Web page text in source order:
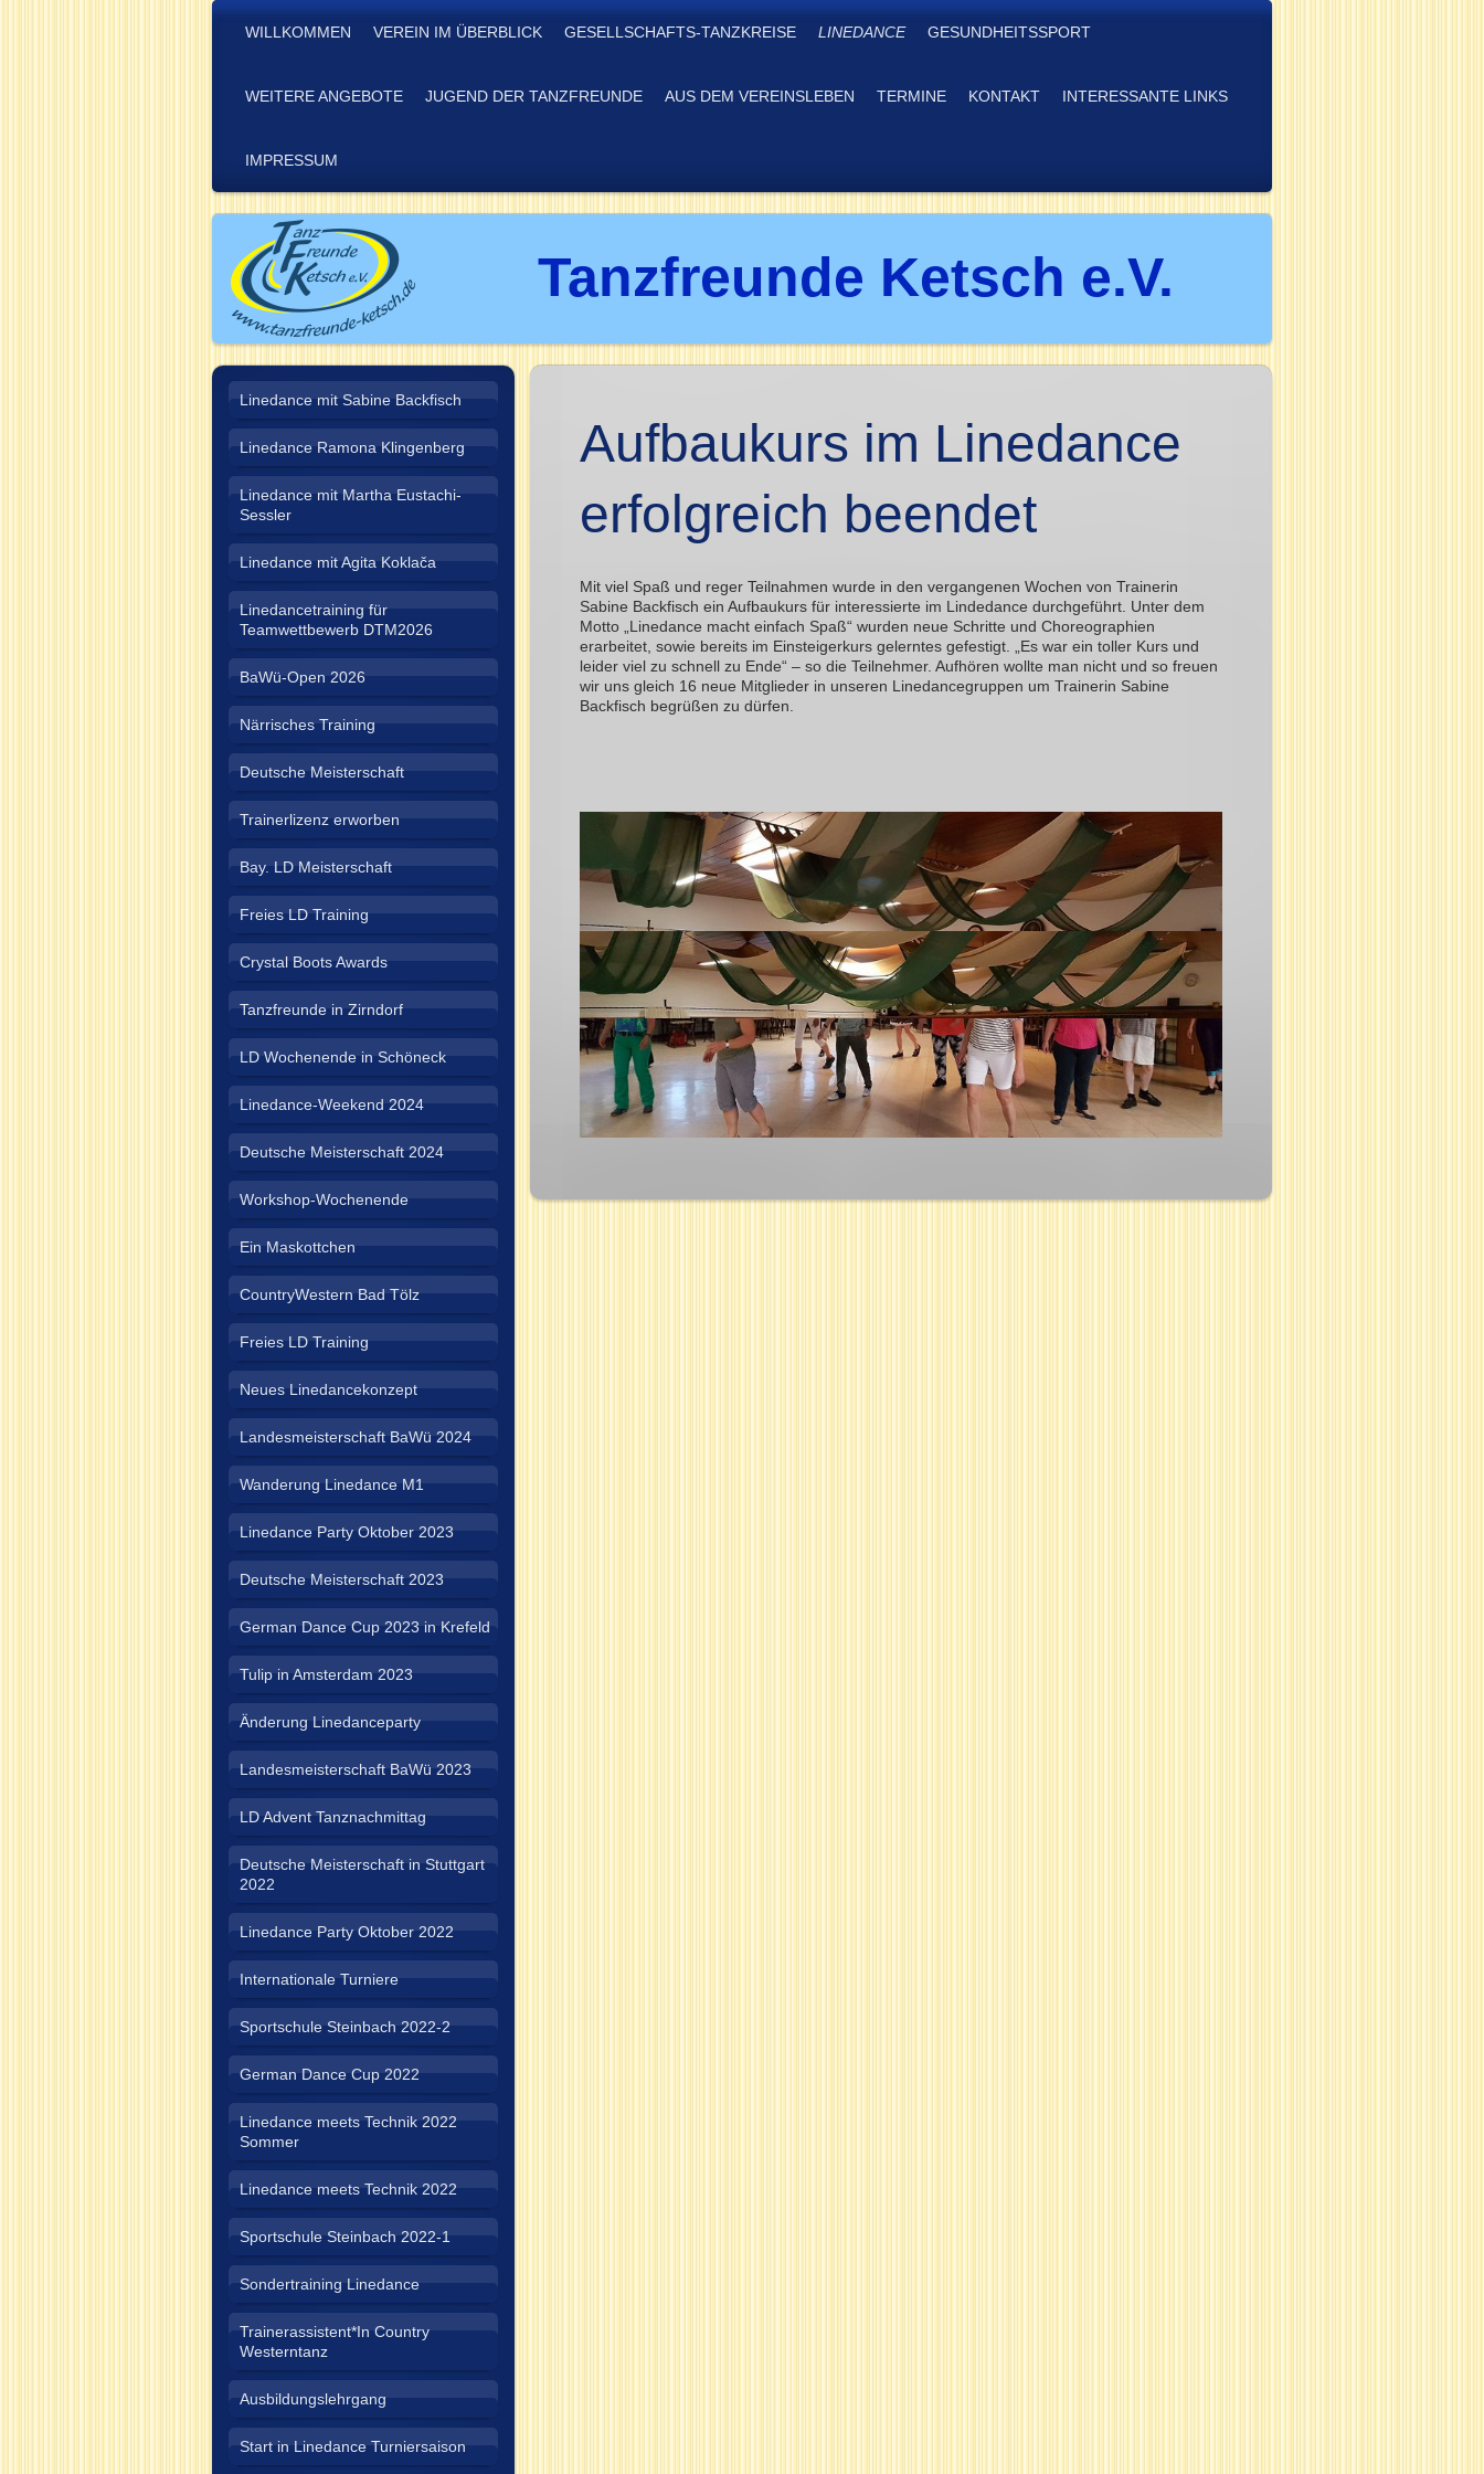
WILLKOMMEN VEREIN IM ÜBERBLICK GESELLSCHAFTS-TANZKREISE LINEDANCE GESUNDHEITSSPORT
WEITERE ANGEBOTE JUGEND DER TANZFREUNDE AUS DEM VEREINSLEBEN TERMINE KONTAKT INTERESSANTE LINKS
IMPRESSUM
Tanzfreunde Ketsch e.V.
Aufbaukurs im Linedance
erfolgreich beendet
Mit viel Spaß und reger Teilnahmen wurde in den vergangenen Wochen von Trainerin
Sabine Backfisch ein Aufbaukurs für interessierte im Lindedance durchgeführt. Unter dem
Motto „Linedance macht einfach Spaß“ wurden neue Schritte und Choreographien
erarbeitet, sowie bereits im Einsteigerkurs gelerntes gefestigt. „Es war ein toller Kurs und
leider viel zu schnell zu Ende“ – so die Teilnehmer. Aufhören wollte man nicht und so freuen
wir uns gleich 16 neue Mitglieder in unseren Linedancegruppen um Trainerin Sabine
Backfisch begrüßen zu dürfen.
Linedance mit Sabine Backfisch
Linedance Ramona Klingenberg
Linedance mit Martha Eustachi-
Sessler
Linedance mit Agita Koklača
Linedancetraining für
Teamwettbewerb DTM2026
BaWü-Open 2026
Närrisches Training
Deutsche Meisterschaft
Trainerlizenz erworben
Bay. LD Meisterschaft
Freies LD Training
Crystal Boots Awards
Tanzfreunde in Zirndorf
LD Wochenende in Schöneck
Linedance-Weekend 2024
Deutsche Meisterschaft 2024
Workshop-Wochenende
Ein Maskottchen
CountryWestern Bad Tölz
Freies LD Training
Neues Linedancekonzept
Landesmeisterschaft BaWü 2024
Wanderung Linedance M1
Linedance Party Oktober 2023
Deutsche Meisterschaft 2023
German Dance Cup 2023 in Krefeld
Tulip in Amsterdam 2023
Änderung Linedanceparty
Landesmeisterschaft BaWü 2023
LD Advent Tanznachmittag
Deutsche Meisterschaft in Stuttgart
2022
Linedance Party Oktober 2022
Internationale Turniere
Sportschule Steinbach 2022-2
German Dance Cup 2022
Linedance meets Technik 2022
Sommer
Linedance meets Technik 2022
Sportschule Steinbach 2022-1
Sondertraining Linedance
Trainerassistent*In Country
Westerntanz
Ausbildungslehrgang
Start in Linedance Turniersaison